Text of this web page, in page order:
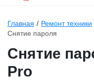
Главная / Ремонт техники
Снятие пароля
Снятие
Pro